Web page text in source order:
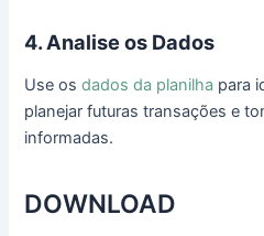
4. Analise os Dados
Use osdados da planilha para
planejar futuras transações e
informadas.
DOWNLOAD